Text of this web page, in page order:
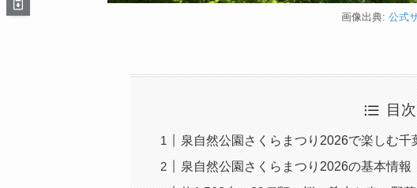
画像出典: 公式
目次
泉自然公園さくらまつり2026で楽しむ千
泉自然公園さくらまつり2026の基本情報